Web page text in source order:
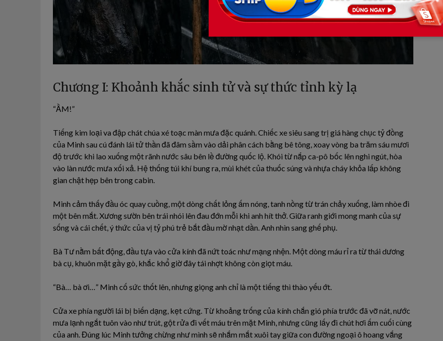
Chương I: Khoảnh khắc sinh tử và sự thức tỉnh kỳ lạ
“ẦM!”
Tiếng kim loại va đập chát chúa xé toạc màn mưa đặc quánh. Chiếc xe siêu sang trị giá hàng chục tỷ đồng
của Minh sau cú đánh lái tử thần đã đâm sầm vào dải phân cách bằng bê tông, xoay vòng ba trăm sáu mươi
độ trước khi lao xuống một rãnh nước sâu bên lề đường quốc lộ. Khói từ nắp ca-pô bốc lên nghi ngút, hòa
vào làn nước mưa xối xả. Hệ thống túi khí bung ra, mùi khét của thuốc súng và nhựa cháy khỏa lấp không
gian chật hẹp bên trong cabin.
Minh cảm thấy đầu óc quay cuồng, một dòng chất lỏng ấm nóng, tanh nồng từ trán chảy xuống, làm nhòe đi
một bên mắt. Xương sườn bên trái nhói lên đau đớn mỗi khi anh hít thở. Giữa ranh giới mong manh của sự
sống và cái chết, ý thức của vị tỷ phú trẻ bắt đầu mờ nhạt dần. Anh nhìn sang ghế phụ.
Bà Tư nằm bất động, đầu tựa vào cửa kính đã nứt toác như mạng nhện. Một dòng máu rỉ ra từ thái dương
bà cụ, khuôn mặt gầy gò, khắc khổ giờ đây tái nhợt không còn giọt máu.
“Bà… bà ơi…” Minh cố sức thốt lên, nhưng giọng anh chỉ là một tiếng thì thào yếu ớt.
Cửa xe phía người lái bị biến dạng, kẹt cứng. Từ khoảng trống của kính chắn gió phía trước đã vỡ nát, nước
mưa lạnh ngắt tuôn vào như trút, gột rửa đi vết máu trên mặt Minh, nhưng cũng lấy đi chút hơi ấm cuối cùng
của anh. Đúng lúc Minh tưởng chừng như mình sẽ nhắm mắt xuôi tay giữa con đường ngoại ô hoang vắng